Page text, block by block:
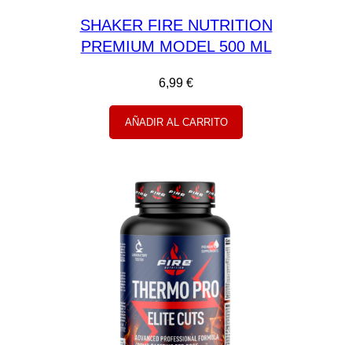
SHAKER FIRE NUTRITION
PREMIUM MODEL 500 ML
6,99 €
AÑADIR AL CARRITO